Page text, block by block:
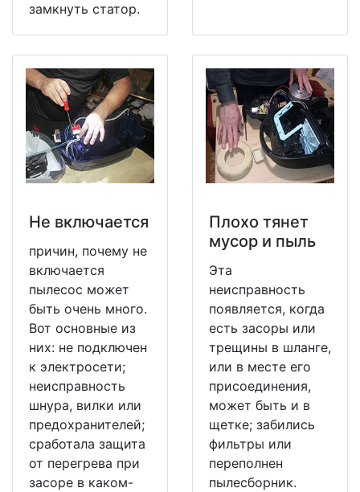
замкнуть статор.
Не включается
причин, почему не
включается
пылесос может
быть очень много.
Вот основные из
них: не подключен
к электросети;
неисправность
шнура, вилки или
предохранителей;
сработала защита
от перегрева при
засоре в каком-
Плохо тянет
мусор и пыль
Эта
неисправность
появляется, когда
есть засоры или
трещины в шланге,
или в месте его
присоединения,
может быть и в
щетке; забились
фильтры или
переполнен
пылесборник.